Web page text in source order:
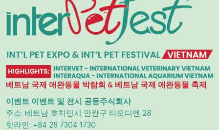
베트남 국제 애완동물 박람회 & 베트남 국제 애완동물 축제
이벤트 이벤트 및 전시 공동주식회사
주소: 베트남 호치민시 안칸구 타오디엔 28
핫라인: +84 28 7304 1730